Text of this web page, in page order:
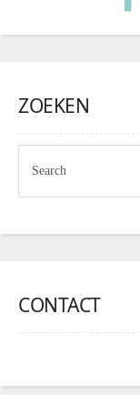
ZOEKEN
CONTACT